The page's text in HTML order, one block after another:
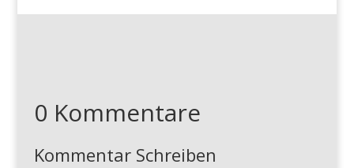
0 Kommentare
Kommentar Schreiben